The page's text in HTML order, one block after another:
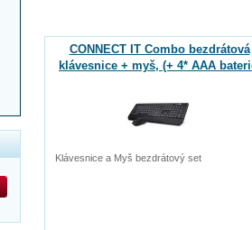
CONNECT IT Combo bezdrátová
klávesnice + myš, (+ 4* AAA
Klávesnice a Myš bezdrátový set